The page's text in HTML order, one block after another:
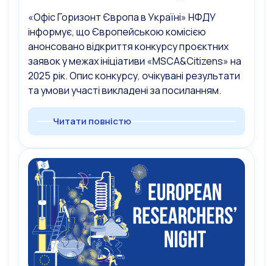
«Офіс Горизонт Європа в Україні» НФДУ
інформує, що Європейською комісією
анонсовано відкриття конкурсу проєктних
заявок у межах ініціативи «MSCA&Citizens» на
2025 рік. Опис конкурсу, очікувані результати
та умови участі викладені за посиланням.
Читати повністю